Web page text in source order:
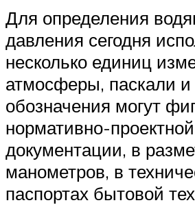
Для определения
давления сегодня
несколько единиц
атмосферы, паскали и
обозначения могут
нормативно-проектной
документации, в
манометров, в
паспортах бытовой